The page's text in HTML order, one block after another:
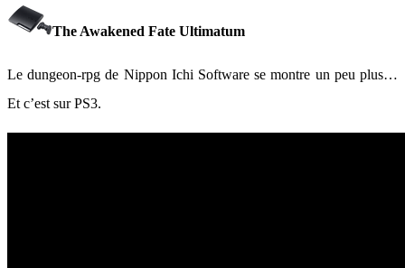
The Awakened Fate Ultimatum
Le dungeon-rpg de Nippon Ichi Software se montre un peu plus…
Et c’est sur PS3.